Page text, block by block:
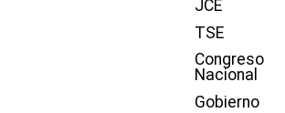
JCE
TSE
Congreso
Nacional
Gobierno